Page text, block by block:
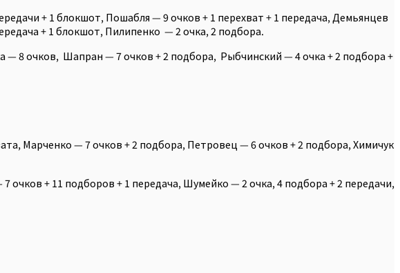
+ 1 блокшот, Пошабля — 9 очков + 1 перехват + 1 передача, Демьянцев
+ 1 блокшот, Пилипенко — 2 очка, 2 подбора.
— 8 очков, Шапран — 7 очков + 2 подбора, Рыбчинский — 4 очка + 2 подбора +
Марченко — 7 очков + 2 подбора, Петровец — 6 очков + 2 подбора, Химичук
очков + 11 подборов + 1 передача, Шумейко — 2 очка, 4 подбора + 2 передачи,